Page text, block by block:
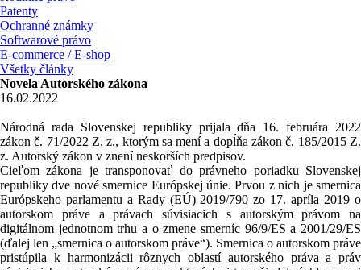
Patenty
Ochranné známky
Softwarové právo
E-commerce / E-shop
Všetky články
Novela Autorského zákona
16.02.2022
Národná rada Slovenskej republiky prijala dňa 16. februára 2022
zákon č. 71/2022 Z. z., ktorým sa mení a dopĺňa zákon č. 185/2015 Z.
z. Autorský zákon v znení neskorších predpisov.
Cieľom zákona je transponovať do právneho poriadku Slovenskej
republiky dve nové smernice Európskej únie. Prvou z nich je smernica
Európskeho parlamentu a Rady (EÚ) 2019/790 zo 17. apríla 2019 o
autorskom práve a právach súvisiacich s autorským právom na
digitálnom jednotnom trhu a o zmene smerníc 96/9/ES a 2001/29/ES
(ďalej len „smernica o autorskom práve“). Smernica o autorskom práve
pristúpila k harmonizácii rôznych oblastí autorského práva a práv